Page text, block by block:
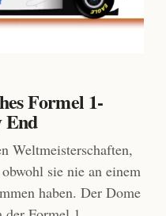
Formel 1-
End
Weltmeisterschaften,
sie nie an einem
haben. Der Dome